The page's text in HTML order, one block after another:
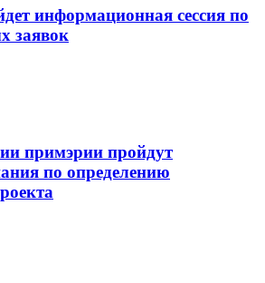
информационная сессия по
заявок
примэрии пройдут
по определению